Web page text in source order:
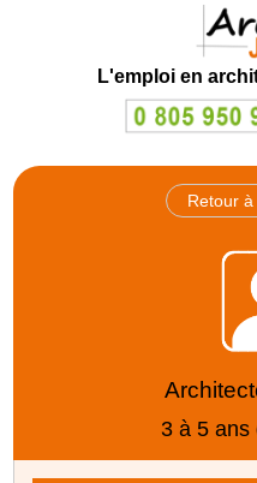
L'emploi en
Retour
3 à 5 ans